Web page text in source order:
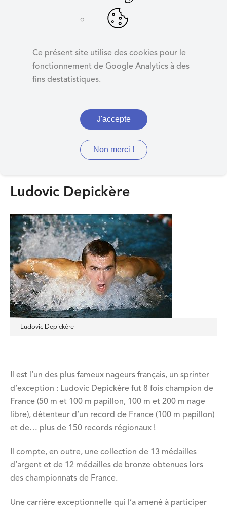
Ce présent site utilise des cookies pour le
fonctionnement de Google Analytics à des
fins destatistiques.
J'accepte
Non merci !
Célèbres sportifs
Nageur, footballeur,
cyclistes...
Ludovic Depickère
Ludovic Depickère
Il est l’un des plus fameux nageurs français, un sprinter
d’exception : Ludovic Depickère fut 8 fois champion de
France (50 m et 100 m papillon, 100 m et 200 m nage
libre), détenteur d’un record de France (100 m papillon)
et de… plus de 150 records régionaux !
Il compte, en outre, une collection de 13 médailles
d’argent et de 12 médailles de bronze obtenues lors
des championnats de France.
Une carrière exceptionnelle qui l’a amené à participer